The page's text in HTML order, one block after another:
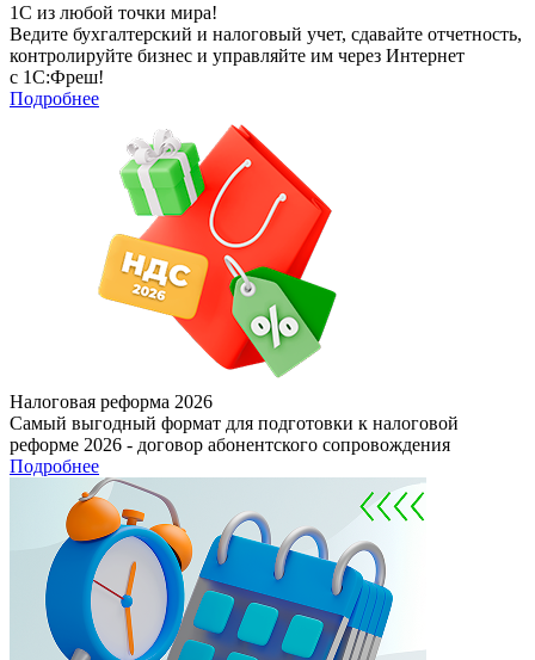
1С из любой точки мира!
Ведите бухгалтерский и налоговый учет, сдавайте отчетность,
контролируйте бизнес и управляйте им через Интернет
с 1С:Фреш!
Подробнее
Налоговая реформа 2026
Самый выгодный формат для подготовки к налоговой
реформе 2026 - договор абонентского сопровождения
Подробнее